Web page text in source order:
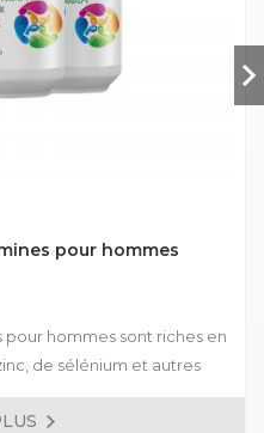
pour hommes
hommes sont riches en
de sélénium et autres
à l'emploi sont disponibles
sont acceptées.